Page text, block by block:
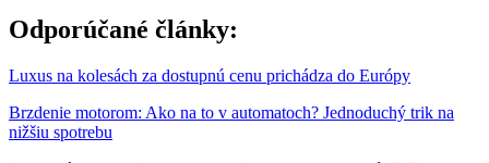
Odporúčané články:
Luxus na kolesách za dostupnú cenu prichádza do Európy
Brzdenie motorom: Ako na to v automatoch? Jednoduchý trik na
nižšiu spotrebu